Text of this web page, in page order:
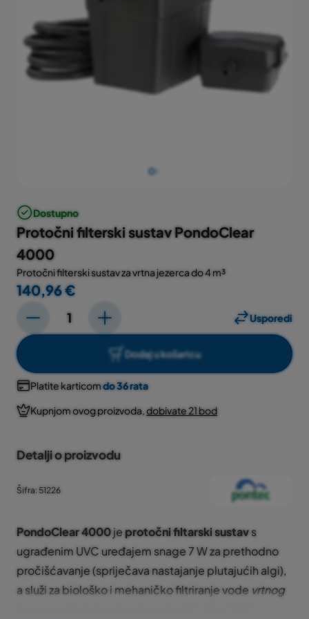
Dostupno
Protočni filterski sustav PondoClear
4000
Protočni filterski sustav za vrtna jezerca do 4 m³
140,96 €
Dodaj u košaricu
Usporedi
Platite karticomdo 36 rata
Kupnjom ovog proizvoda,dobivate 21 bod
Detalji o proizvodu
Šifra: 51226
PondoClear 4000jeprotočni filtarski sustavs
ugrađenim UVC uređajem snage 7 W za prethodno
pročišćavanje (spriječava nastajanje plutajućih algi),
a služi za biološko i mehaničko filtriranje vode vrtnog